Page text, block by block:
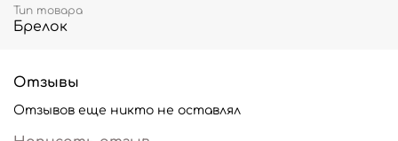
Тип товара
Брелок
Отзывы
Отзывов еще никто не оставлял